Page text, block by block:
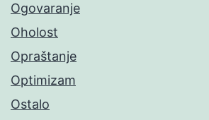
Ogovaranje
Oholost
Opraštanje
Optimizam
Ostalo